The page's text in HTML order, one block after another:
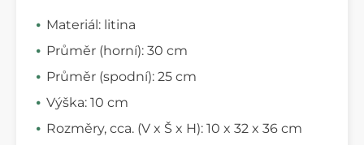
Materiál: litina
Průměr (horní): 30 cm
Průměr (spodní): 25 cm
Výška: 10 cm
Rozměry, cca. (V x Š x H): 10 x 32 x 36 cm